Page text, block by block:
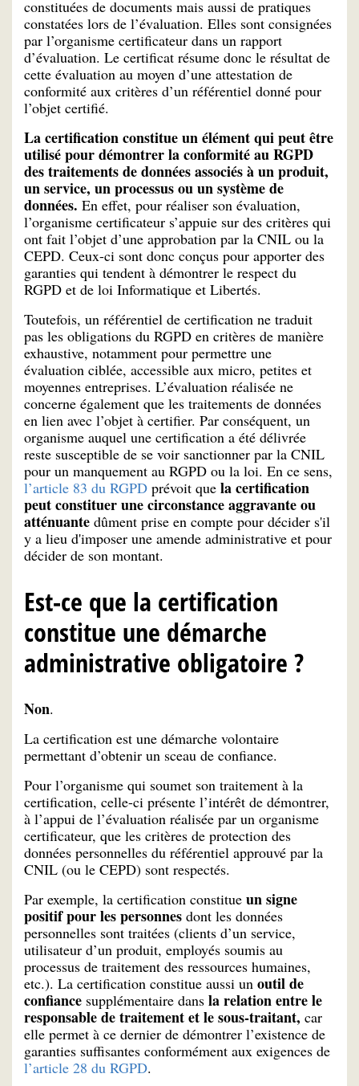
constituées de documents mais aussi de pratiques
constatées lors de l’évaluation. Elles sont consignées
par l’organisme certificateur dans un rapport
d’évaluation. Le certificat résume donc le résultat de
cette évaluation au moyen d’une attestation de
conformité aux critères d’un référentiel donné pour
l’objet certifié.
La certification constitue un élément qui peut être
utilisé pour démontrer la conformité au RGPD
des traitements de données associés à un produit,
un service, un processus ou un système de
données. En effet, pour réaliser son évaluation,
l’organisme certificateur s’appuie sur des critères qui
ont fait l’objet d’une approbation par la CNIL ou la
CEPD. Ceux-ci sont donc conçus pour apporter des
garanties qui tendent à démontrer le respect du
RGPD et de loi Informatique et Libertés.
Toutefois, un référentiel de certification ne traduit
pas les obligations du RGPD en critères de manière
exhaustive, notamment pour permettre une
évaluation ciblée, accessible aux micro, petites et
moyennes entreprises. L’évaluation réalisée ne
concerne également que les traitements de données
en lien avec l’objet à certifier. Par conséquent, un
organisme auquel une certification a été délivrée
reste susceptible de se voir sanctionner par la CNIL
pour un manquement au RGPD ou la loi. En ce sens,
l’article 83 du RGPD prévoit que la certification
peut constituer une circonstance aggravante ou
atténuante dûment prise en compte pour décider s'il
y a lieu d'imposer une amende administrative et pour
décider de son montant.
Est-ce que la certification
constitue une démarche
administrative obligatoire ?
Non.
La certification est une démarche volontaire
permettant d’obtenir un sceau de confiance.
Pour l’organisme qui soumet son traitement à la
certification, celle-ci présente l’intérêt de démontrer,
à l’appui de l’évaluation réalisée par un organisme
certificateur, que les critères de protection des
données personnelles du référentiel approuvé par la
CNIL (ou le CEPD) sont respectés.
Par exemple, la certification constitue un signe
positif pour les personnes dont les données
personnelles sont traitées (clients d’un service,
utilisateur d’un produit, employés soumis au
processus de traitement des ressources humaines,
etc.). La certification constitue aussi un outil de
confiance supplémentaire dans la relation entre le
responsable de traitement et le sous-traitant, car
elle permet à ce dernier de démontrer l’existence de
garanties suffisantes conformément aux exigences de
l’article 28 du RGPD.